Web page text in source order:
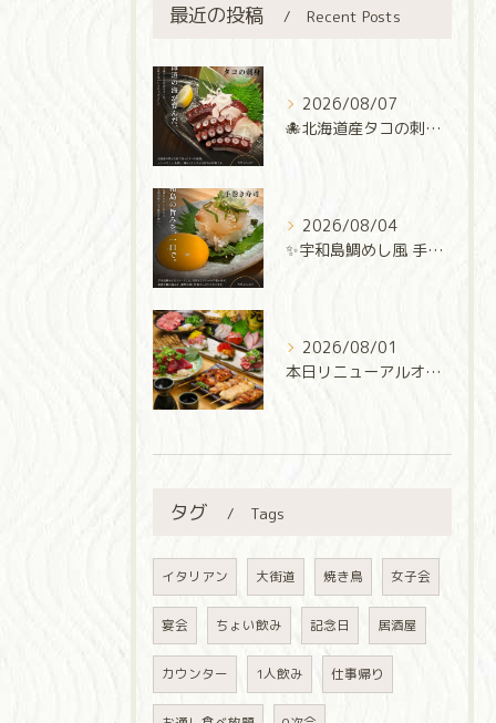
最近の投稿 Recent Posts
2026/08/07
🐙北海道産タコの刺身🐙
2026/08/04
✨宇和島鯛めし風 手巻き寿司✨
2026/08/01
本日リニューアルオープン‼️
タグ Tags
イタリアン 大街道 焼き鳥 女子会
宴会 ちょい飲み 記念日 居酒屋
カウンター 1人飲み 仕事帰り